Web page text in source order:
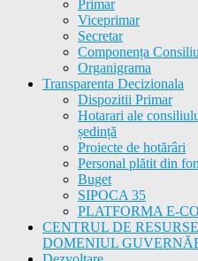
Primar
Viceprimar
Secretar
Componența
Organigrama
Transparenta Decizionala
Dispozitii Primar
Hotarari ale
ședință
Proiecte de hotărâri
Personal plătit din
Buget
SIPOCA 35
PLATFORMA E-
CENTRUL DE
DOMENIUL